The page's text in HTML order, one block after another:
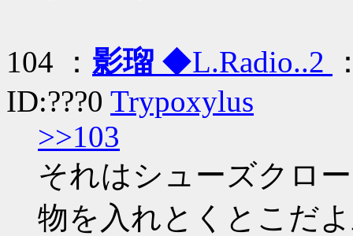
104 ： 影瑠 ◆L.Radio..2
ID:???0 Trypoxylus
>>103
それはシューズクロ
物を入れとくとこだ